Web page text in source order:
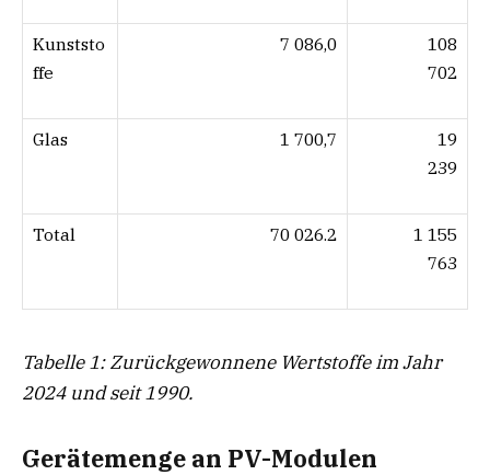
Kunststo
ffe
7 086,0
108
702
Glas 1 700,7
19
239
Total 70 026.2
1 155
763
Tabelle 1: Zurückgewonnene Wertstoffe im Jahr
2024 und seit 1990.
Gerätemenge an PV-Modulen